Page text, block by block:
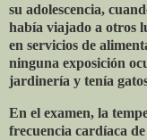
su adolescencia,
había viajado a otros
en servicios de
ninguna exposición
jardinería y tenía
En el examen, la
frecuencia cardíaca